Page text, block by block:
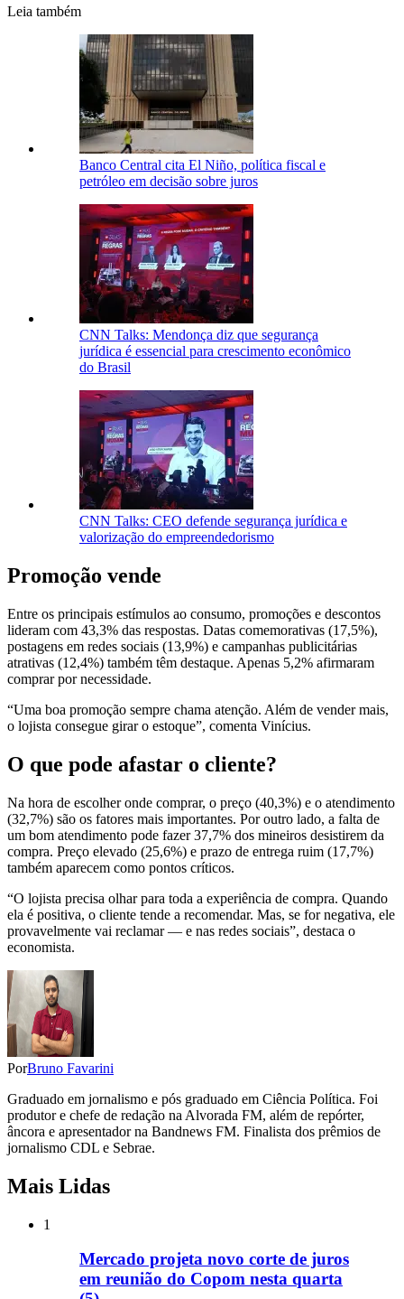
Leia também
Banco Central cita El Niño, política fiscal e
petróleo em decisão sobre juros
CNN Talks: Mendonça diz que segurança
jurídica é essencial para crescimento econômico
do Brasil
CNN Talks: CEO defende segurança jurídica e
valorização do empreendedorismo
Promoção vende
Entre os principais estímulos ao consumo, promoções e descontos
lideram com 43,3% das respostas. Datas comemorativas (17,5%),
postagens em redes sociais (13,9%) e campanhas publicitárias
atrativas (12,4%) também têm destaque. Apenas 5,2% afirmaram
comprar por necessidade.
“Uma boa promoção sempre chama atenção. Além de vender mais,
o lojista consegue girar o estoque”, comenta Vinícius.
O que pode afastar o cliente?
Na hora de escolher onde comprar, o preço (40,3%) e o atendimento
(32,7%) são os fatores mais importantes. Por outro lado, a falta de
um bom atendimento pode fazer 37,7% dos mineiros desistirem da
compra. Preço elevado (25,6%) e prazo de entrega ruim (17,7%)
também aparecem como pontos críticos.
“O lojista precisa olhar para toda a experiência de compra. Quando
ela é positiva, o cliente tende a recomendar. Mas, se for negativa, ele
provavelmente vai reclamar — e nas redes sociais”, destaca o
economista.
PorBruno Favarini
Graduado em jornalismo e pós graduado em Ciência Política. Foi
produtor e chefe de redação na Alvorada FM, além de repórter,
âncora e apresentador na Bandnews FM. Finalista dos prêmios de
jornalismo CDL e Sebrae.
Mais Lidas
1
Mercado projeta novo corte de juros
em reunião do Copom nesta quarta